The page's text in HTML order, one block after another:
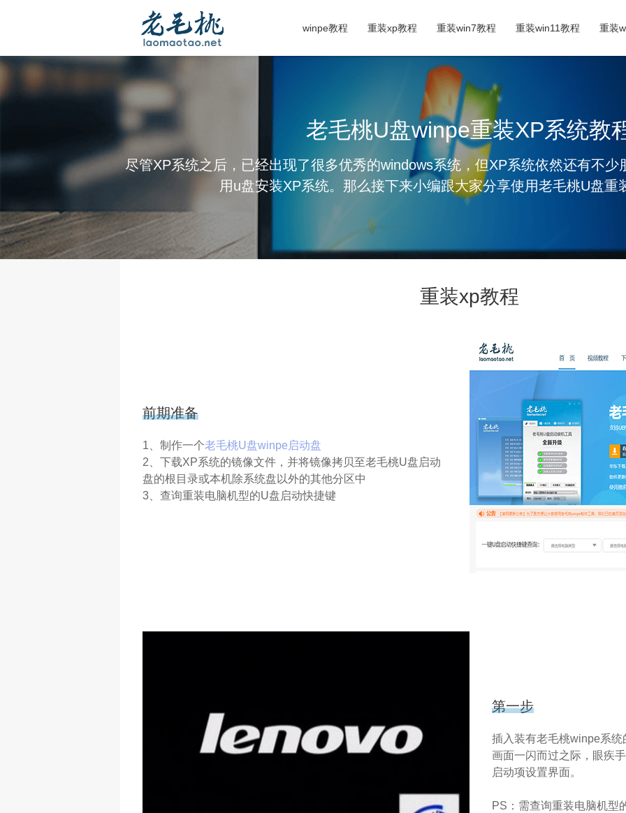
winpe教程 重装xp教程 重装win7教程 重装win11教程 重装
老毛桃U盘winpe重装XP系统教
尽管XP系统之后，已经出现了很多优秀的windows系统，但XP系统依然还有不
用u盘安装XP系统。那么接下来小编跟大家分享使用老毛桃U盘重
重装xp教程
前期准备
1、制作一个老毛桃U盘winpe启动盘
2、下载XP系统的镜像文件，并将镜像拷贝至老毛桃U盘启动
盘的根目录或本机除系统盘以外的其他分区中
3、查询重装电脑机型的U盘启动快捷键
第一步
插入装有老毛桃winpe系
画面一闪而过之际，眼疾
启动项设置界面。
PS：需查询重装电脑机型